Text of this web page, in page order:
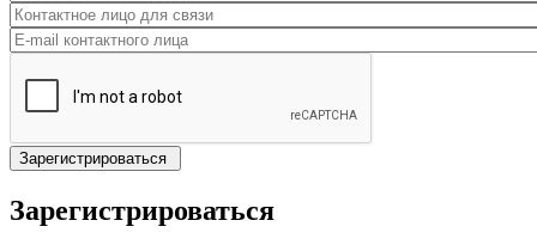
Контактное лицо для связи
E-mail контактного лица
Зарегистрироваться